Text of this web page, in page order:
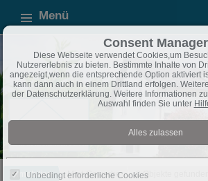
Menü
Immobilien Miet-Gewerbe 2 Objekte gefunden
Consent Manager
Diese Webseite verwendet Cookies,um
Nutzererlebnis zu bieten. Bestimmte Inhalte von
angezeigt,wenn die entsprechende Option aktiviert
kann dann auch in einem Drittland erfolgen.
der Datenschutzerklärung. Weitere Informationen
Auswahl finden Sie unter
Unbedingt erforderliche Cookies